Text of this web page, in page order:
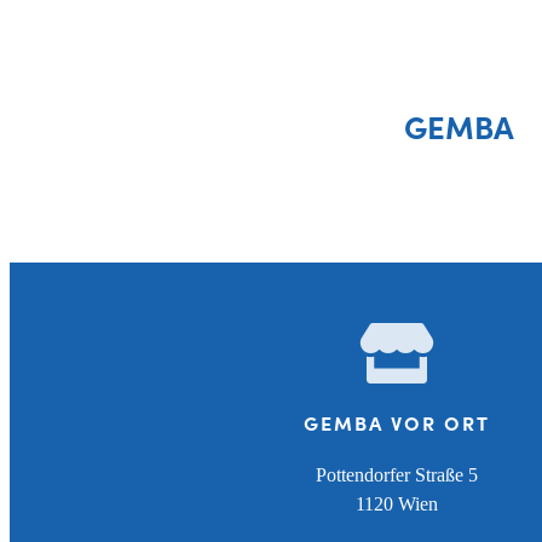
GEMBA
GEMBA VOR ORT
Pottendorfer Straße 5
1120 Wien